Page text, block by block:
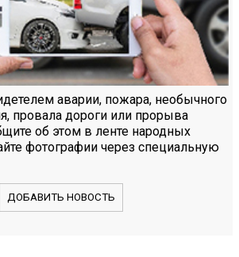
аварии, пожара, необычного
провала дороги или прорыва
об этом в ленте народных
фотографии через специальную
ДОБАВИТЬ НОВОСТЬ